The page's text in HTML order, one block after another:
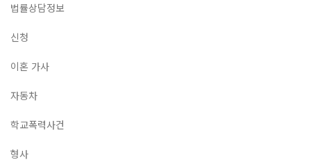
법률상담정보
신청
이혼 가사
자동차
학교폭력사건
형사